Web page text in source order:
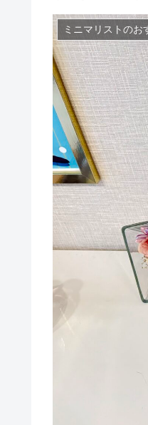
ミニマリストのお